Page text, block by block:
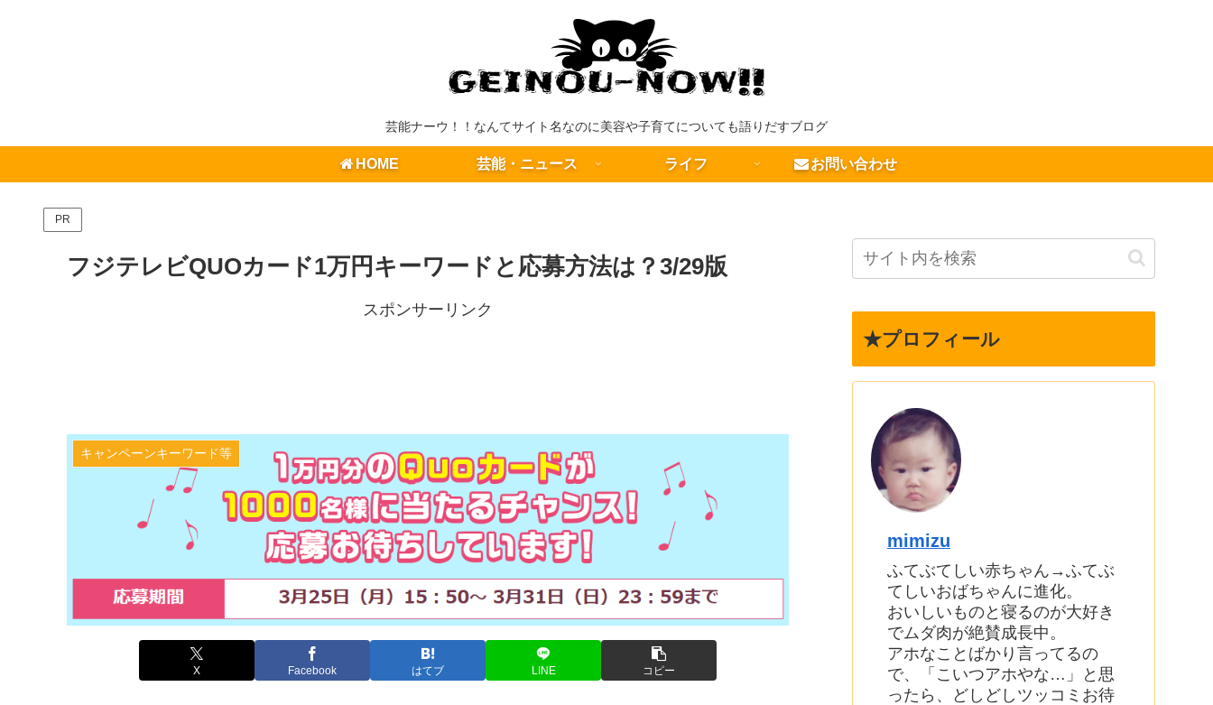
芸能ナーウ！！なんてサイト名なのに美容や子育てについても語りだすブログ
HOME 芸能・ニュース ライフ お問い合わせ
PR
フジテレビQUOカード1万円キーワードと応募方法は？3/29版
スポンサーリンク
キャンペーンキーワード等
X Facebook はてブ LINE コピー
★プロフィール
mimizu
ふてぶてしい赤ちゃん→ふてぶ
てしいおばちゃんに進化。
おいしいものと寝るのが大好き
でムダ肉が絶賛成長中。
アホなことばかり言ってるの
で、「こいつアホやな…」と思
ったら、どしどしツッコミお待